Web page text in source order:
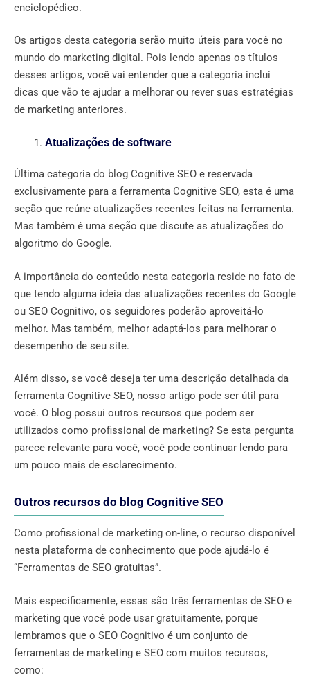
enciclopédico.
Os artigos desta categoria serão muito úteis para você no
mundo do marketing digital. Pois lendo apenas os títulos
desses artigos, você vai entender que a categoria inclui
dicas que vão te ajudar a melhorar ou rever suas estratégias
de marketing anteriores.
Atualizações de software
Última categoria do blog Cognitive SEO e reservada
exclusivamente para a ferramenta Cognitive SEO, esta é uma
seção que reúne atualizações recentes feitas na ferramenta.
Mas também é uma seção que discute as atualizações do
algoritmo do Google.
A importância do conteúdo nesta categoria reside no fato de
que tendo alguma ideia das atualizações recentes do Google
ou SEO Cognitivo, os seguidores poderão aproveitá-lo
melhor. Mas também, melhor adaptá-los para melhorar o
desempenho de seu site.
Além disso, se você deseja ter uma descrição detalhada da
ferramenta Cognitive SEO, nosso artigo pode ser útil para
você. O blog possui outros recursos que podem ser
utilizados como profissional de marketing? Se esta pergunta
parece relevante para você, você pode continuar lendo para
um pouco mais de esclarecimento.
Outros recursos do blog Cognitive SEO
Como profissional de marketing on-line, o recurso disponível
nesta plataforma de conhecimento que pode ajudá-lo é
“Ferramentas de SEO gratuitas”.
Mais especificamente, essas são três ferramentas de SEO e
marketing que você pode usar gratuitamente, porque
lembramos que o SEO Cognitivo é um conjunto de
ferramentas de marketing e SEO com muitos recursos,
como: